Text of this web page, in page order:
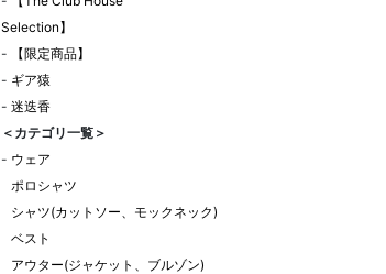
Selection】
-
【限定商品】
- ギア猿
- 迷迭香
＜カテゴリ一覧＞
- ウェア
ポロシャツ
シャツ(カットソー、モックネック)
ベスト
アウター(ジャケット、ブルゾン)